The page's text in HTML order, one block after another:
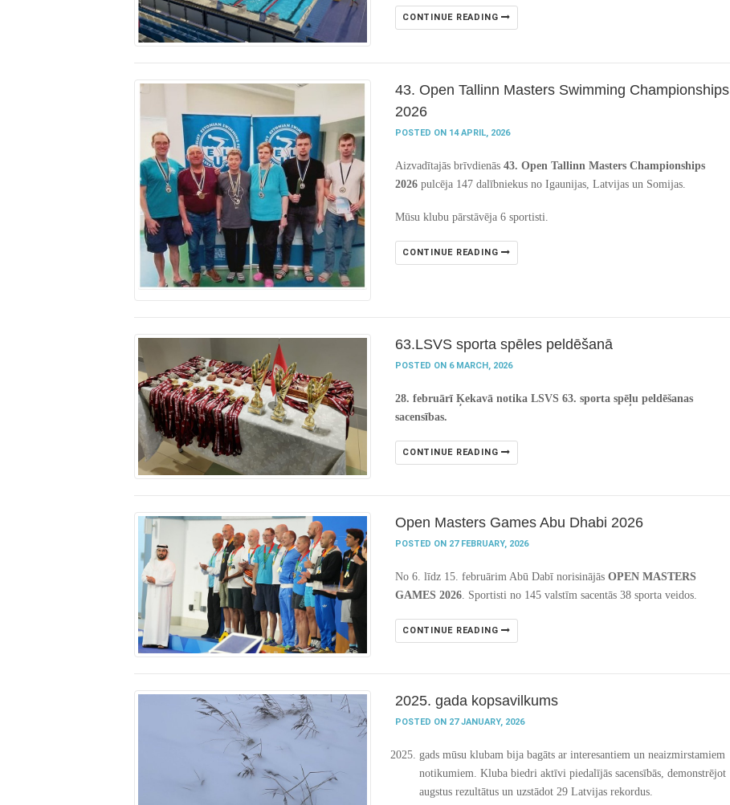
CONTINUE READING
43. Open Tallinn Masters Swimming Championships
2026
POSTED ON 14 APRIL, 2026
Aizvadītajās brīvdienās 43. Open Tallinn Masters Championships
2026 pulcēja 147 dalībniekus no Igaunijas, Latvijas un Somijas.
Mūsu klubu pārstāvēja 6 sportisti.
CONTINUE READING
63.LSVS sporta spēles peldēšanā
POSTED ON 6 MARCH, 2026
28. februārī Ķekavā notika LSVS 63. sporta spēļu peldēšanas
sacensības.
CONTINUE READING
Open Masters Games Abu Dhabi 2026
POSTED ON 27 FEBRUARY, 2026
No 6. līdz 15. februārim Abū Dabī norisinājās OPEN MASTERS
GAMES 2026 . Sportisti no 145 valstīm sacentās 38 sporta veidos.
CONTINUE READING
2025. gada kopsavilkums
POSTED ON 27 JANUARY, 2026
gads mūsu klubam bija bagāts ar interesantiem un neaizmirstamiem
notikumiem. Kluba biedri aktīvi piedalījās sacensībās, demonstrējot
augstus rezultātus un uzstādot 29 Latvijas rekordus.